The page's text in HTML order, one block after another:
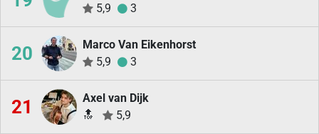
5,9
3
20
Marco Van Eikenhorst
5,9
3
21
Axel van Dijk
🔝
5,9